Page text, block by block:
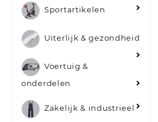
Sportartikelen
Uiterlijk & gezondheid
Voertuig &
onderdelen
Zakelijk & industrieel